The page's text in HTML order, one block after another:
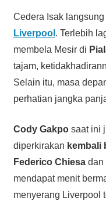
Cedera Isak
Liverpool . Terlebih
membela Mesir di
tajam,
Selain itu, masa
perhatian jangka
Cody Gakposaat ini
diperkirakan kembali
Federico Chiesadan
mendapat menit
menyerang Liverpool